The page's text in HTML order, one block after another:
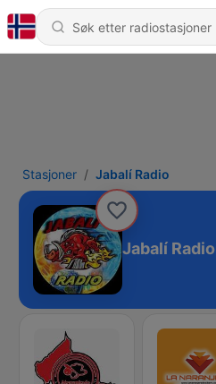
Stasjoner Jabalí Radio
Jabalí Radio